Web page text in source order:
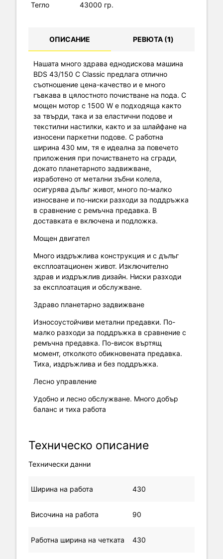
Тегло 43000 гр.
ОПИСАНИЕ РЕВЮТА (1)
Нашата много здрава еднодискова машина
BDS 43/150 C Classic предлага отлично
съотношение цена-качество и е много
гъвкава в цялостното почистване на пода. С
мощен мотор с 1500 W е подходяща както
за твърди, така и за еластични подове и
текстилни настилки, както и за шлайфане на
износени паркетни подове. С работна
ширина 430 мм, тя е идеална за повечето
приложения при почистването на сгради,
докато планетарното задвижване,
изработено от метални зъбни колела,
осигурява дълъг живот, много по-малко
износване и по-ниски разходи за поддръжка
в сравнение с ремъчна предавка. В
доставката е включена и подложка.
Мощен двигател
Много издръжлива конструкция и с дълъг
експлоатационен живот. Изключително
здрав и издръжлив дизайн. Ниски разходи
за експлоатация и обслужване.
Здравo планетaрно задвижване
Износоустойчиви метални предавки. По-
малко разходи за поддръжка в сравнение с
ремъчна предавка. По-висок въртящ
момент, отколкото обикновената предавка.
Тиха, издръжлива и без поддръжка.
Лесно управление
Удобно и лесно обслужване. Много добър
баланс и тиха работа
Техническо описание
Технически данни
Ширина на работа 430
Височина на работа 90
Работна ширина на четката 430